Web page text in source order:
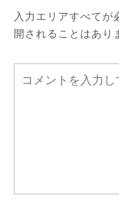
入力エリアすべてが
開されることはあり